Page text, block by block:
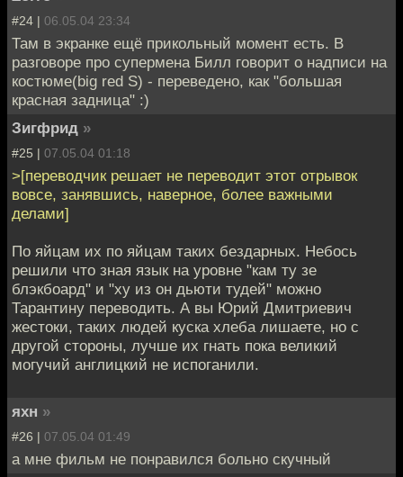
#24 | 06.05.04 23:34
Там в экранке ещё прикольный момент есть. В
разговоре про супермена Билл говорит о надписи на
костюме(big red S) - переведено, как "большая
красная задница" :)
Зигфрид »
#25 | 07.05.04 01:18
>[переводчик решает не переводит этот отрывок
вовсе, занявшись, наверное, более важными
делами]
По яйцам их по яйцам таких бездарных. Небось
решили что зная язык на уровне "кам ту зе
блэкбоард" и "ху из он дьюти тудей" можно
Тарантину переводить. А вы Юрий Дмитриевич
жестоки, таких людей куска хлеба лишаете, но с
другой стороны, лучше их гнать пока великий
могучий англицкий не испоганили.
яхн »
#26 | 07.05.04 01:49
а мне фильм не понравился больно скучный